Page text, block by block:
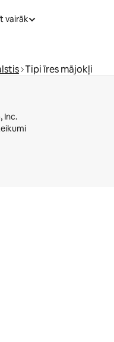
vairāk
Tipi īres mājokļi
Inc.